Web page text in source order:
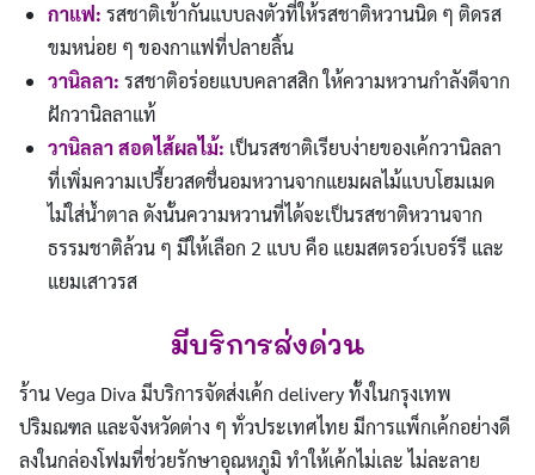
กาแฟ: รสชาติเข้ากันแบบลงตัวที่ให้รสชาติหวานนิด ๆ ติดรส
ขมหน่อย ๆ ของกาแฟที่ปลายลิ้น
วานิลลา: รสชาติอร่อยแบบคลาสสิก ให้ความหวานกำลังดีจาก
ฝักวานิลลาแท้
วานิลลา สอดไส้ผลไม้: เป็นรสชาติเรียบง่ายของเค้กวานิลลา
ที่เพิ่มความเปรี้ยวสดชื่นอมหวานจากแยมผลไม้แบบโฮมเมด
ไม่ใส่น้ำตาล ดังนั้นความหวานที่ได้จะเป็นรสชาติหวานจาก
ธรรมชาติล้วน ๆ มีให้เลือก 2 แบบ คือ แยมสตรอว์เบอร์รี และ
แยมเสาวรส
มีบริการส่งด่วน
ร้าน Vega Diva มีบริการจัดส่งเค้ก delivery ทั้งในกรุงเทพ
ปริมณฑล และจังหวัดต่าง ๆ ทั่วประเทศไทย มีการแพ็กเค้กอย่างดี
ลงในกล่องโฟมที่ช่วยรักษาอุณหภูมิ ทำให้เค้กไม่เละ ไม่ละลาย